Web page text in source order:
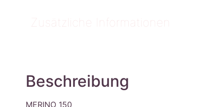
Zusätzliche Informationen
Beschreibung
MERINO 150